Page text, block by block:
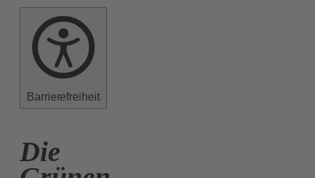
Barrierefreiheit
Die